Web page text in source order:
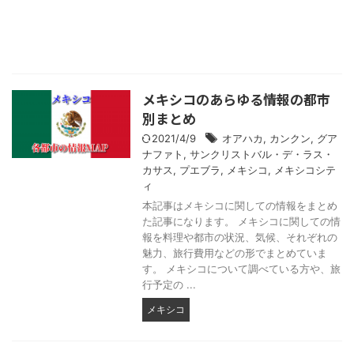
メキシコのあらゆる情報の都市
別まとめ
2021/4/9 オアハカ, カンクン, グア
ナファト , サンクリストバル・デ・ラス・
カサス, プエブラ, メキシコ, メキシコシテ
ィ
本記事はメキシコに関しての情報をまとめ
た記事になります。 メキシコに関しての情
報を料理や都市の状況、気候、それぞれの
魅力、旅行費用などの形でまとめていま
す。 メキシコについて調べている方や、旅
行予定の ...
メキシコ